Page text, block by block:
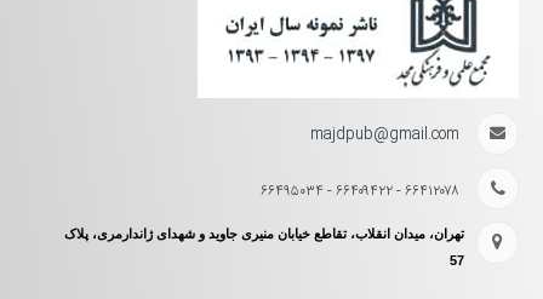
majdpub@gmail.com
۶۶۴۱۲۰۷۸ - ۶۶۴۰۹۴۲۲ - ۶۶۴۹۵۰۳۴
تهران، میدان انقلاب، تقاطع خیابان منیری جاوید و شهدای ژاندارمری، پلاک
57